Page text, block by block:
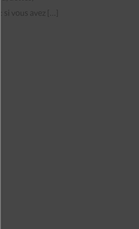
si vous avez […]